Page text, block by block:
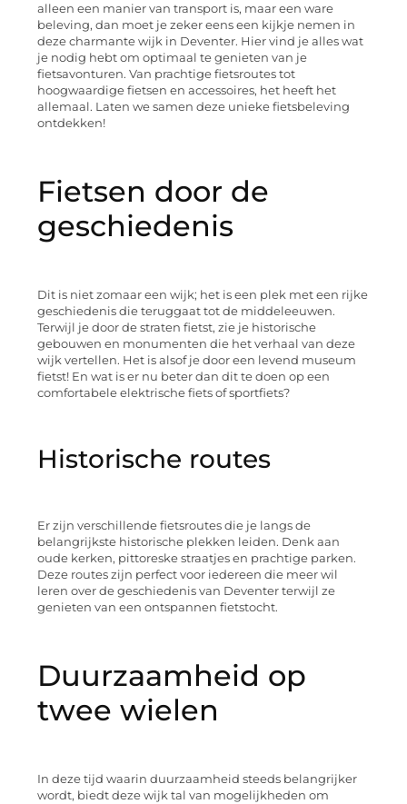
alleen een manier van transport is, maar een ware
beleving, dan moet je zeker eens een kijkje nemen in
deze charmante wijk in Deventer. Hier vind je alles wat
je nodig hebt om optimaal te genieten van je
fietsavonturen. Van prachtige fietsroutes tot
hoogwaardige fietsen en accessoires, het heeft het
allemaal. Laten we samen deze unieke fietsbeleving
ontdekken!
Fietsen door de
geschiedenis
Dit is niet zomaar een wijk; het is een plek met een rijke
geschiedenis die teruggaat tot de middeleeuwen.
Terwijl je door de straten fietst, zie je historische
gebouwen en monumenten die het verhaal van deze
wijk vertellen. Het is alsof je door een levend museum
fietst! En wat is er nu beter dan dit te doen op een
comfortabele elektrische fiets of sportfiets?
Historische routes
Er zijn verschillende fietsroutes die je langs de
belangrijkste historische plekken leiden. Denk aan
oude kerken, pittoreske straatjes en prachtige parken.
Deze routes zijn perfect voor iedereen die meer wil
leren over de geschiedenis van Deventer terwijl ze
genieten van een ontspannen fietstocht.
Duurzaamheid op
twee wielen
In deze tijd waarin duurzaamheid steeds belangrijker
wordt, biedt deze wijk tal van mogelijkheden om